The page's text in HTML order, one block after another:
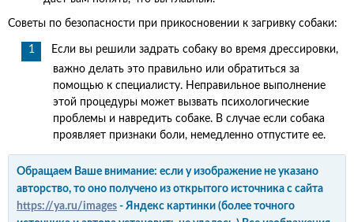
Советы по безопасности при прикосновении к загривку собаки:
Если вы решили задрать собаку во время дрессировки,
важно делать это правильно или обратиться за
помощью к специалисту. Неправильное выполнение
этой процедуры может вызвать психологические
проблемы и навредить собаке. В случае если собака
проявляет признаки боли, немедленно отпустите ее.
Обращаем Ваше внимание: если у изображение не указано
авторство, то оно получено из открытого источника с сайта
https://ya.ru/images - Яндекс картинки (более точного